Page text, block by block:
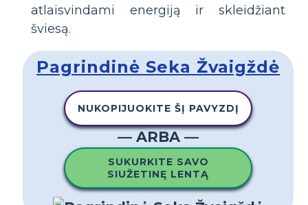
atlaisvindami energiją ir skleidžiant
šviesą.
Pagrindinė Seka Žvaigždė
NUKOPIJUOKITE ŠĮ PAVYZDĮ
— ARBA —
SUKURKITE SAVO
SIUŽETINĘ LENTĄ